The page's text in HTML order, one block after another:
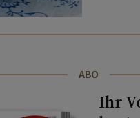
ABO
Ihr